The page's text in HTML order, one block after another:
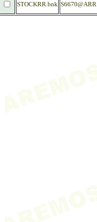
STOCKRR.bnk